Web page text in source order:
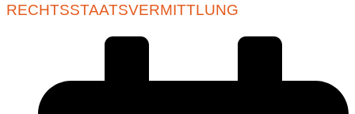
RECHTSSTAATSVERMITTLUNG